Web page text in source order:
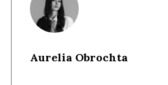
Aurelia Obrochta